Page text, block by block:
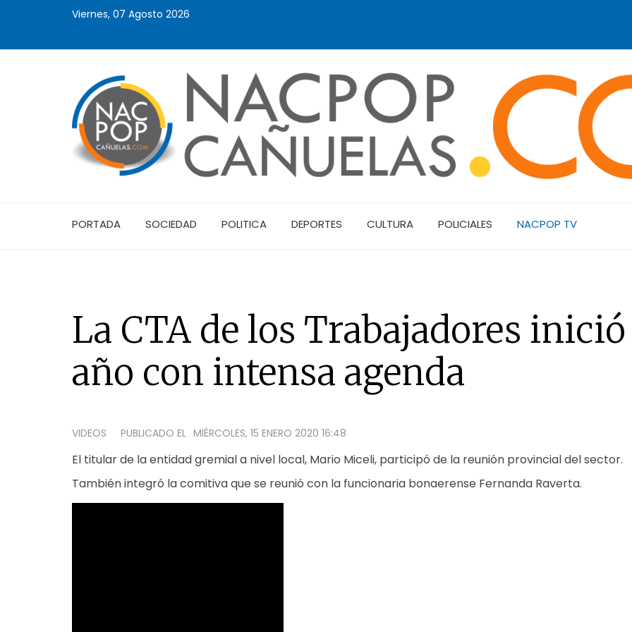
Viernes, 07 Agosto 2026
PORTADA SOCIEDAD POLITICA DEPORTES CULTURA POLICIALES NACPOP TV
La CTA de los Trabajadores
año con intensa agenda
VIDEOS PUBLICADO EL MIÉRCOLES, 15 ENERO 2020 16:48
El titular de la entidad gremial a nivel local, Mario Miceli, participó de la reunión provincial del sector.
También integró la comitiva que se reunió con la funcionaria bonaerense Fernanda Raverta.